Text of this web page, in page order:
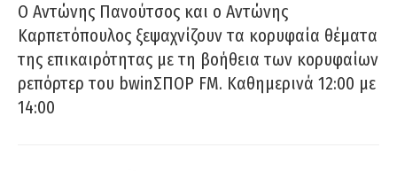
Ο Αντώνης Πανούτσος και ο Αντώνης
Καρπετόπουλος ξεψαχνίζουν τα κορυφαία θέματα
της επικαιρότητας με τη βοήθεια των κορυφαίων
ρεπόρτερ του bwinΣΠΟΡ FM. Καθημερινά 12:00 με
14:00